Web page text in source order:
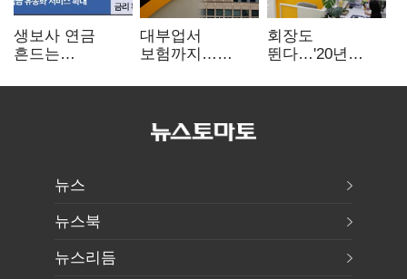
생보사 연금
흔드는
장수리스크'
대부업서
보험까지…
종합금융그룹
회장도
뛴다…'20년
하나' 인천시금고
뉴스
뉴스북
뉴스리듬